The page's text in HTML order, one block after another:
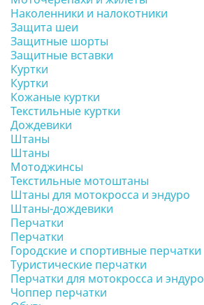
Наколенники и налокотники
Защита шеи
Защитные шорты
Защитные вставки
Куртки
Куртки
Кожаные куртки
Текстильные куртки
Дождевики
Штаны
Штаны
Мотоджинсы
Текстильные мотоштаны
Штаны для мотокросса и эндуро
Штаны-дождевики
Перчатки
Перчатки
Городские и спортивные перчатки
Туристические перчатки
Перчатки для мотокросса и эндуро
Чоппер перчатки